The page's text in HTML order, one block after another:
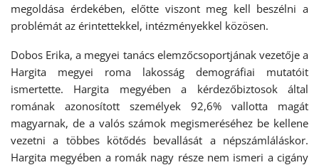
megoldása érdekében, előtte viszont meg kell beszélni a
problémát az érintettekkel, intézményekkel közösen.
Dobos Erika, a megyei tanács elemzőcsoportjának vezetője a
Hargita megyei roma lakosság demográfiai mutatóit
ismertette. Hargita megyében a kérdezőbiztosok által
romának azonosított személyek 92,6% vallotta magát
magyarnak, de a valós számok megismeréséhez be kellene
vezetni a többes kötődés bevallását a népszámláláskor.
Hargita megyében a romák nagy része nem ismeri a cigány